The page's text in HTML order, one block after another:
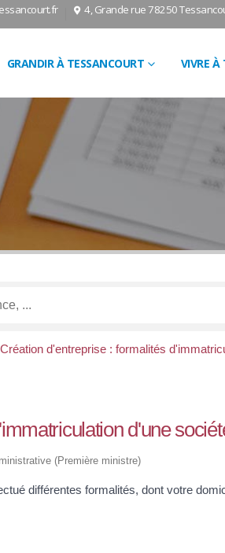
4, Grande rue 78250
GRANDIR À TESSANCOURT VIVRE À
Création d'entreprise : formalités
d'une
(Première ministre)
différentes formalités, dont votre